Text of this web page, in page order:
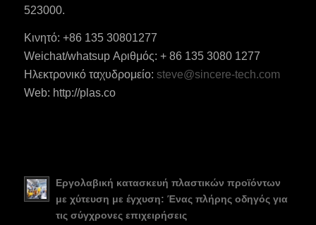
523000.
Κινητό: +86 135 30801277
Weichat/whatsup Αριθμός: + 86 135 3080 1277
Ηλεκτρονικό ταχυδρομείο: steve@sincere-tech.com
Web: http://plas.co
Εργολαβική κατασκευή πλαστικών προϊόντων
με χύτευση με έγχυση: Ένας πλήρης οδηγός για
τις σύγχρονες επιχειρήσεις
NB
SV